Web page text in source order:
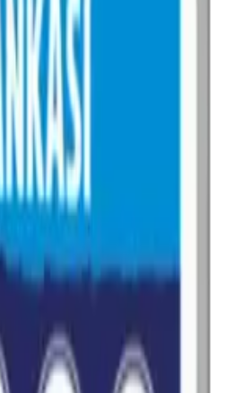
anlatım · MEB uyumlu